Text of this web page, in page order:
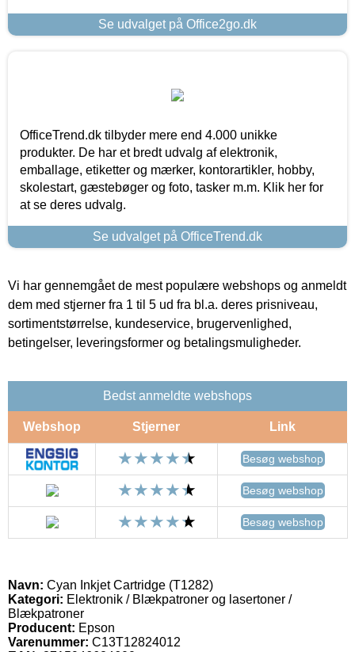
Se udvalget på Office2go.dk
OfficeTrend.dk tilbyder mere end 4.000 unikke
produkter. De har et bredt udvalg af elektronik,
emballage, etiketter og mærker, kontorartikler, hobby,
skolestart, gæstebøger og foto, tasker m.m. Klik her for
at se deres udvalg.
Se udvalget på OfficeTrend.dk
Vi har gennemgået de mest populære webshops og anmeldt
dem med stjerner fra 1 til 5 ud fra bl.a. deres prisniveau,
sortimentstørrelse, kundeservice, brugervenlighed,
betingelser, leveringsformer og betalingsmuligheder.
Bedst anmeldte webshops
Webshop Stjerner Link
Besøg webshop
Besøg webshop
Besøg webshop
Navn: Cyan Inkjet Cartridge (T1282)
Kategori: Elektronik / Blækpatroner og lasertoner /
Blækpatroner
Producent: Epson
Varenummer: C13T12824012